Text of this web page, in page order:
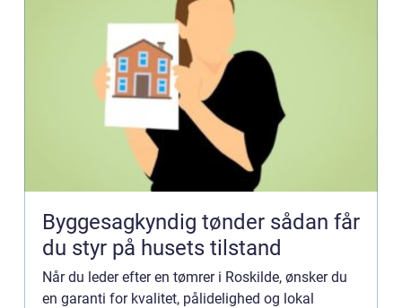
Byggesagkyndig tønder sådan får
du styr på husets tilstand
Når du leder efter en tømrer i Roskilde, ønsker du
en garanti for kvalitet, pålidelighed og lokal